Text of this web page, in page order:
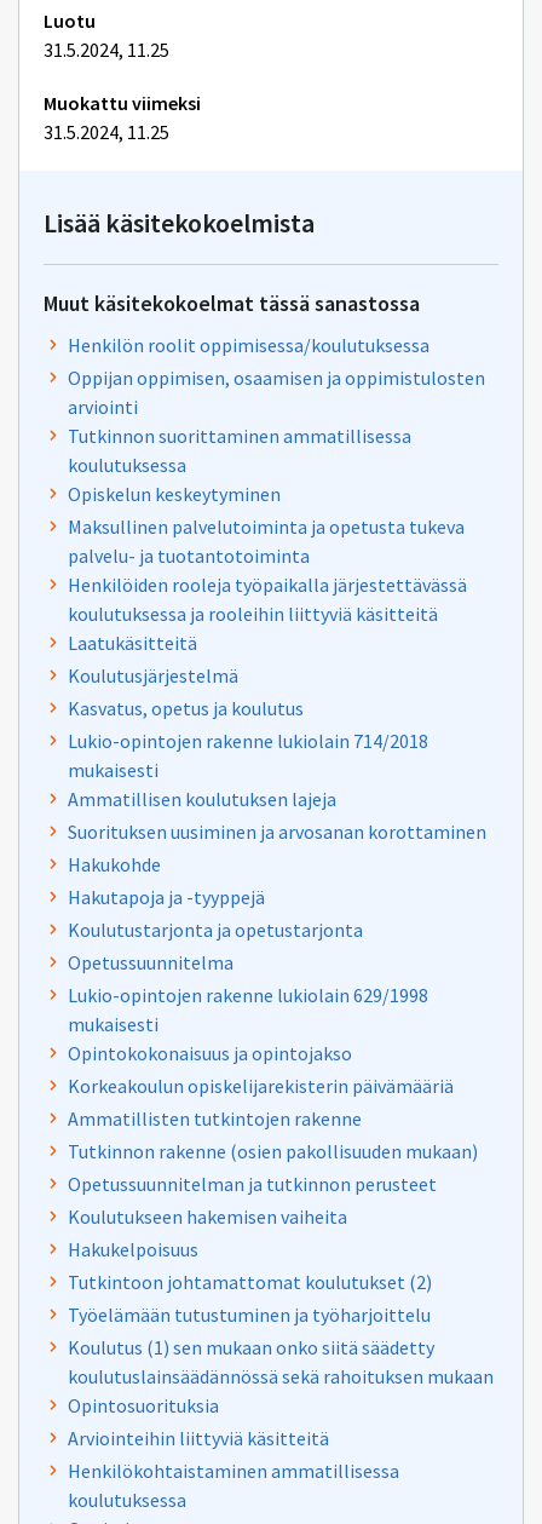
Luotu
31.5.2024, 11.25
Muokattu viimeksi
31.5.2024, 11.25
Lisää käsitekokoelmista
Muut käsitekokoelmat tässä sanastossa
Henkilön roolit oppimisessa/koulutuksessa
Oppijan oppimisen, osaamisen ja oppimistulosten
arviointi
Tutkinnon suorittaminen ammatillisessa
koulutuksessa
Opiskelun keskeytyminen
Maksullinen palvelutoiminta ja opetusta tukeva
palvelu- ja tuotantotoiminta
Henkilöiden rooleja työpaikalla järjestettävässä
koulutuksessa ja rooleihin liittyviä käsitteitä
Laatukäsitteitä
Koulutusjärjestelmä
Kasvatus, opetus ja koulutus
Lukio-opintojen rakenne lukiolain 714/2018
mukaisesti
Ammatillisen koulutuksen lajeja
Suorituksen uusiminen ja arvosanan korottaminen
Hakukohde
Hakutapoja ja -tyyppejä
Koulutustarjonta ja opetustarjonta
Opetussuunnitelma
Lukio-opintojen rakenne lukiolain 629/1998
mukaisesti
Opintokokonaisuus ja opintojakso
Korkeakoulun opiskelijarekisterin päivämääriä
Ammatillisten tutkintojen rakenne
Tutkinnon rakenne (osien pakollisuuden mukaan)
Opetussuunnitelman ja tutkinnon perusteet
Koulutukseen hakemisen vaiheita
Hakukelpoisuus
Tutkintoon johtamattomat koulutukset (2)
Työelämään tutustuminen ja työharjoittelu
Koulutus (1) sen mukaan onko siitä säädetty
koulutuslainsäädännössä sekä rahoituksen mukaan
Opintosuorituksia
Arviointeihin liittyviä käsitteitä
Henkilökohtaistaminen ammatillisessa
koulutuksessa